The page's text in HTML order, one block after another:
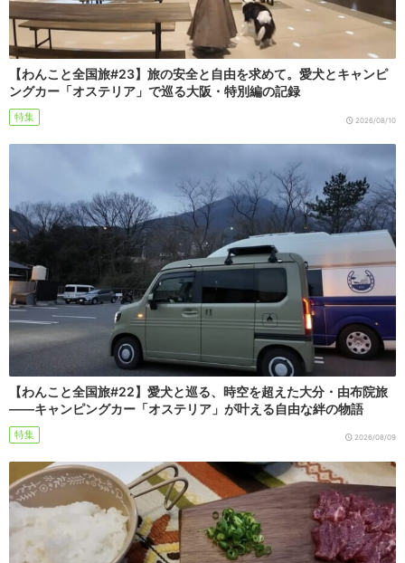
【わんこと全国旅#23】旅の安全と自由を求めて。愛犬とキャンピ
ングカー「オステリア」で巡る大阪・特別編の記録
特集 2026/08/10
【わんこと全国旅#22】愛犬と巡る、時空を超えた大分・由布院旅
――キャンピングカー「オステリア」が叶える自由な絆の物語
特集 2026/08/09